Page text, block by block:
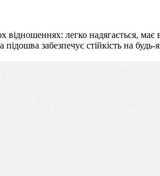
легко надягається, має
забезпечує стійкість на будь-